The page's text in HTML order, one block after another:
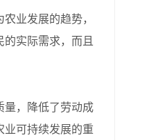
业发展的趋势，
实际需求，而且
，降低了劳动成
业可持续发展的重